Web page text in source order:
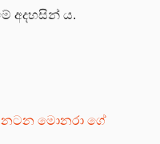
අදහසින් ය.
නටන මොනරා ගේ